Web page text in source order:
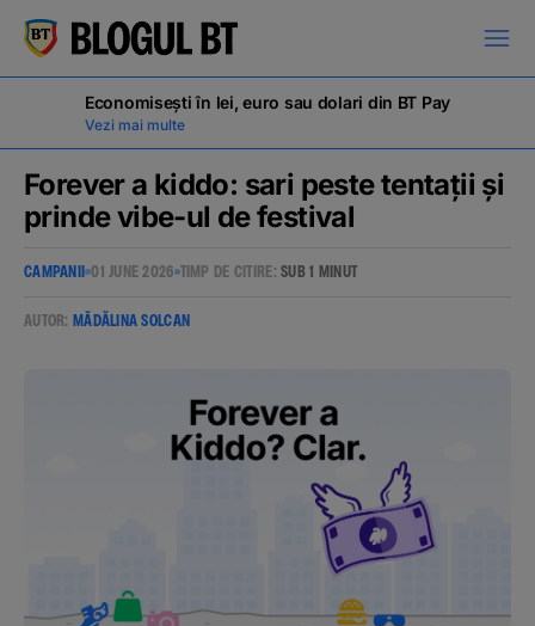
кириллица
Campanii
The MacRO Zone
Economisești în lei, euro sau dolari din BT Pay
Vezi mai multe
Forever a kiddo: sari peste tentații și
prinde vibe-ul de festival
CAMPANII 01 JUNE 2026 TIMP DE CITIRE:SUB 1 MINUT
AUTOR: MĂDĂLINA SOLCAN